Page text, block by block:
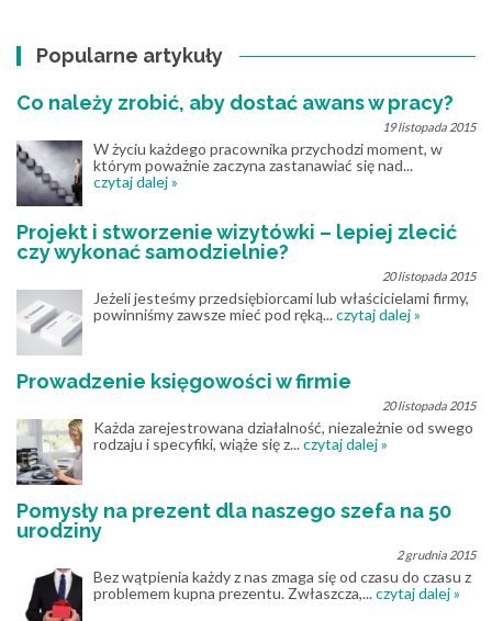
Popularne artykuły
Co należy zrobić, aby dostać awans w pracy?
19 listopada 2015
W życiu każdego pracownika przychodzi moment, w
którym poważnie zaczyna zastanawiać się nad...
czytaj dalej »
Projekt i stworzenie wizytówki – lepiej zlecić
czy wykonać samodzielnie?
20 listopada 2015
Jeżeli jesteśmy przedsiębiorcami lub właścicielami firmy,
powinniśmy zawsze mieć pod ręką...czytaj dalej »
Prowadzenie księgowości w firmie
20 listopada 2015
Każda zarejestrowana działalność, niezależnie od swego
rodzaju i specyfiki, wiąże się z...czytaj dalej »
Pomysły na prezent dla naszego szefa na 50
urodziny
2 grudnia 2015
Bez wątpienia każdy z nas zmaga się od czasu do czasu z
problemem kupna prezentu. Zwłaszcza,...czytaj dalej »